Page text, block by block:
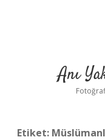
Anı
Etiket: